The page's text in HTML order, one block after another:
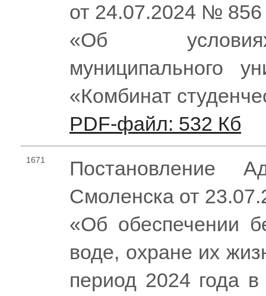
от 24.07.2024 № 856
«Об
муниципального
«Комбинат
PDF-файл: 532 Кб
1671
Постановление
Смоленска от
«Об обеспечении
воде, охране их
период 2024 года